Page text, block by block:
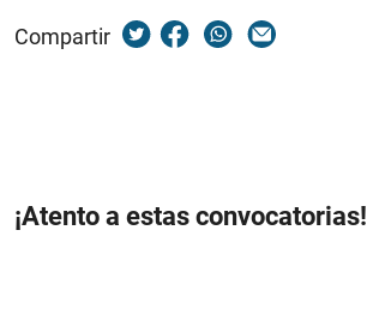
Compartir
¡Atento a estas convocatorias!